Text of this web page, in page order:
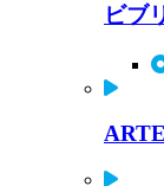
ビブ